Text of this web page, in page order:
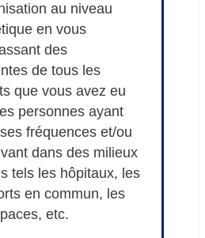
au niveau
en vous
des
de tous les
que vous avez eu
personnes ayant
fréquences et/ou
dans des milieux
tels les hôpitaux, les
en commun, les
etc.